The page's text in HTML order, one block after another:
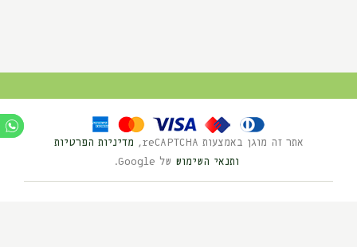
אתר זה מוגן באמצעות reCAPTCHA,
מדיניות הפרטיות
ותנאי השימוש של Google.